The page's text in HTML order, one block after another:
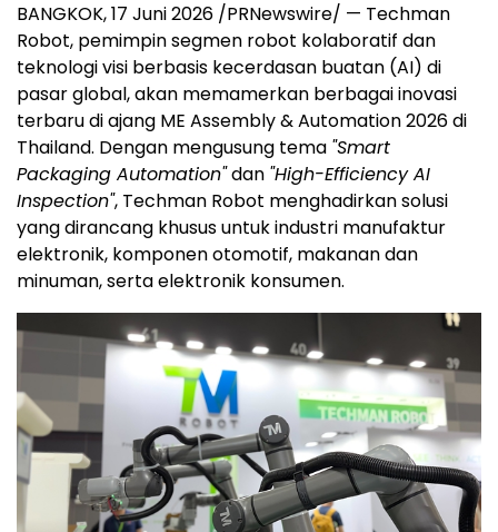
BANGKOK, 17 Juni 2026 /PRNewswire/ — Techman
Robot, pemimpin segmen robot kolaboratif dan
teknologi visi berbasis kecerdasan buatan (AI) di
pasar global, akan memamerkan berbagai inovasi
terbaru di ajang ME Assembly & Automation 2026 di
Thailand. Dengan mengusung tema "Smart
Packaging Automation"dan "High-Efficiency AI
Inspection", Techman Robot menghadirkan solusi
yang dirancang khusus untuk industri manufaktur
elektronik, komponen otomotif, makanan dan
minuman, serta elektronik konsumen.